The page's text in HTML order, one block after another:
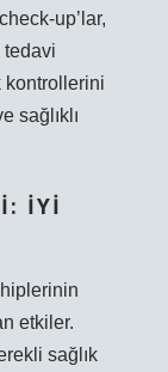
up’lar,
tedavi
kontrollerini
sağlıklı
İYI
etkiler.
sağlık